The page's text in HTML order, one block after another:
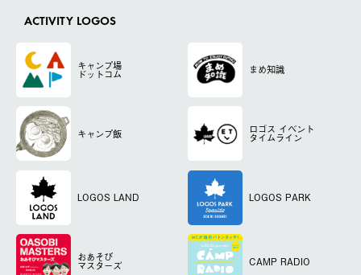
ACTIVITY LOGOS
キャンプ場
ドットコム まめ知識
キャンプ飯 ロゴス イベント
タイムライン
LOGOS LAND LOGOS PARK
おあそび
マスターズ CAMP RADIO